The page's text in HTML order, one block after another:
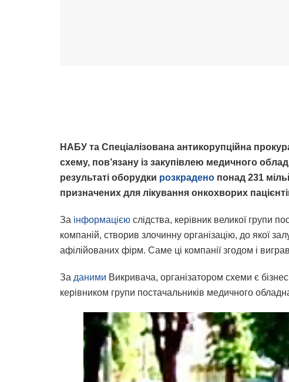
НАБУ та Спеціалізована антикорупційна
схему, пов’язану із закупівлею медичного
результаті оборудки розкрадено понад 231
призначених для лікування онкохворих
За інформацією слідства, керівник великої групи
компаній, створив злочинну організацію, до якої
афілійованих фірм. Саме ці компанії згодом і
За даними Викривача, організатором схеми є
керівником групи постачальників медичного